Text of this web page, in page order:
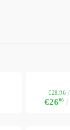
€2606
€28.96